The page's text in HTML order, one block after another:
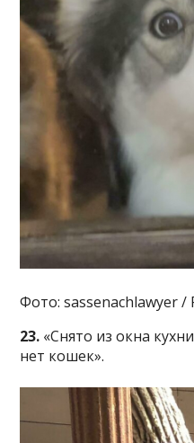
Фото: sassenachlawyer /
23. «Снято из окна
нет кошек».